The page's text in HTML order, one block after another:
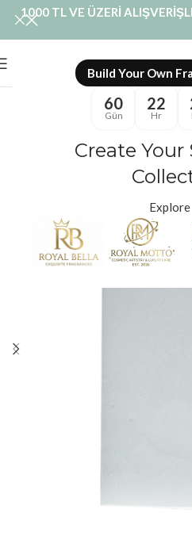
Build Your Own
60
Gün
22
Hr
Create
Explore
1000 TL VE ÜZERİ